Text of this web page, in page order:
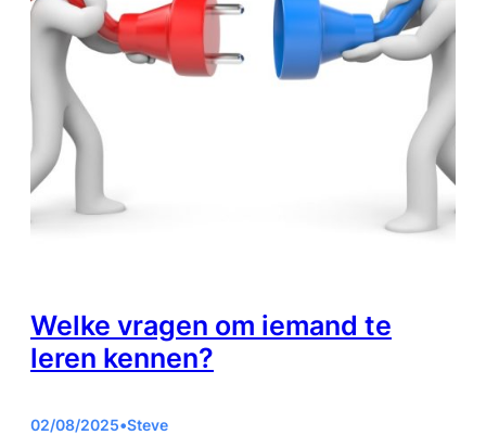
Welke vragen om iemand te
leren kennen?
02/08/2025•Steve